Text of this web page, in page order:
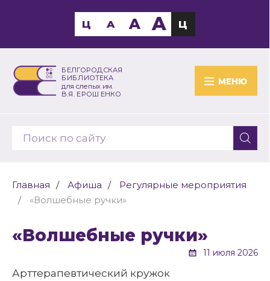
БЕЛГОРОДСКАЯ
БИБЛИОТЕКА
для слепых им.
В.Я. ЕРОШЕНКО
МЕНЮ
Ц A A A Ц
Главная Афиша
Регулярные мероприятия
«Волшебные ручки»
«Волшебные ручки»
11 июля 2026
Арттерапевтический кружок